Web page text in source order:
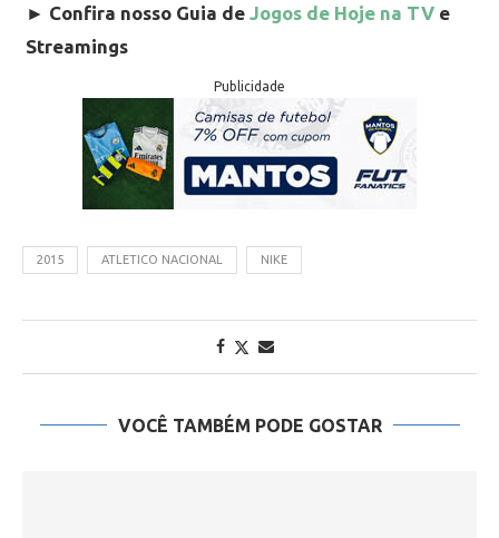
► Confira nosso Guia de Jogos de Hoje na TV e
Streamings
Publicidade
2015 ATLETICO NACIONAL NIKE
VOCÊ TAMBÉM PODE GOSTAR